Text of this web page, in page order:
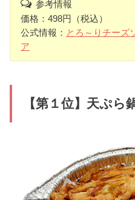
参考情報
価格：498円（税込）
公式情報： とろ～りチーズ
ア
【第１位】天ぷら